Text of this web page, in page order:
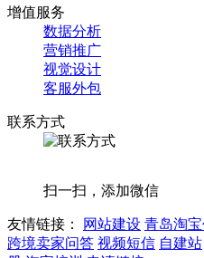
增值服务
数据分析
营销推广
视觉设计
客服外包
联系方式
扫一扫，添加微信
友情链接： 网站建设 青岛淘
跨境卖家问答 视频短信 自建站